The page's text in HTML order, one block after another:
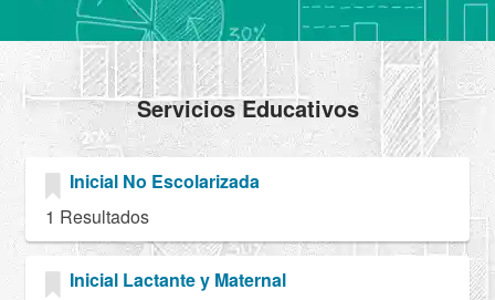
Servicios Educativos
Inicial No Escolarizada
1 Resultados
Inicial Lactante y Maternal